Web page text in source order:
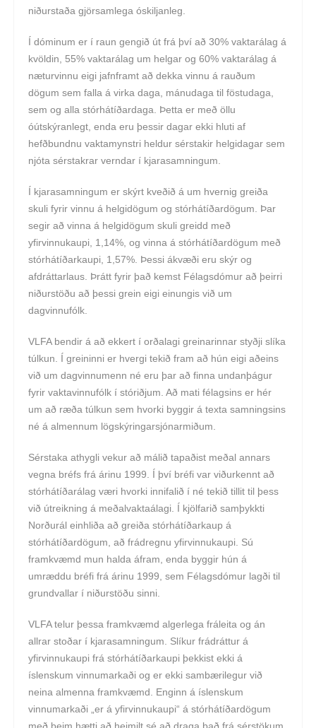
niðurstaða gjörsamlega óskiljanleg.
Í dóminum er í raun gengið út frá því að 30% vaktarálag á
kvöldin, 55% vaktarálag um helgar og 60% vaktarálag á
næturvinnu eigi jafnframt að dekka vinnu á rauðum
dögum sem falla á virka daga, mánudaga til föstudaga,
sem og alla stórhátíðardaga. Þetta er með öllu
óútskýranlegt, enda eru þessir dagar ekki hluti af
hefðbundnu vaktamynstri heldur sérstakir helgidagar sem
njóta sérstakrar verndar í kjarasamningum.
Í kjarasamningum er skýrt kveðið á um hvernig greiða
skuli fyrir vinnu á helgidögum og stórhátíðardögum. Þar
segir að vinna á helgidögum skuli greidd með
yfirvinnukaupi, 1,14%, og vinna á stórhátíðardögum með
stórhátíðarkaupi, 1,57%. Þessi ákvæði eru skýr og
afdráttarlaus. Þrátt fyrir það kemst Félagsdómur að þeirri
niðurstöðu að þessi grein eigi einungis við um
dagvinnufólk.
VLFA bendir á að ekkert í orðalagi greinarinnar styðji slíka
túlkun. Í greininni er hvergi tekið fram að hún eigi aðeins
við um dagvinnumenn né eru þar að finna undanþágur
fyrir vaktavinnufólk í stóriðjum. Að mati félagsins er hér
um að ræða túlkun sem hvorki byggir á texta samningsins
né á almennum lögskýringarsjónarmiðum.
Sérstaka athygli vekur að málið tapaðist meðal annars
vegna bréfs frá árinu 1999. Í því bréfi var viðurkennt að
stórhátíðarálag væri hvorki innifalið í né tekið tillit til þess
við útreikning á meðalvaktaálagi. Í kjölfarið samþykkti
Norðurál einhliða að greiða stórhátíðarkaup á
stórhátíðardögum, að frádregnu yfirvinnukaupi. Sú
framkvæmd mun halda áfram, enda byggir hún á
umræddu bréfi frá árinu 1999, sem Félagsdómur lagði til
grundvallar í niðurstöðu sinni.
VLFA telur þessa framkvæmd algerlega fráleita og án
allrar stoðar í kjarasamningum. Slíkur frádráttur á
yfirvinnukaupi frá stórhátíðarkaupi þekkist ekki á
íslenskum vinnumarkaði og er ekki sambærilegur við
neina almenna framkvæmd. Enginn á íslenskum
vinnumarkaði „er á yfirvinnukaupi“ á stórhátíðardögum
með þeim hætti að heimilt sé að draga það frá sérstökum